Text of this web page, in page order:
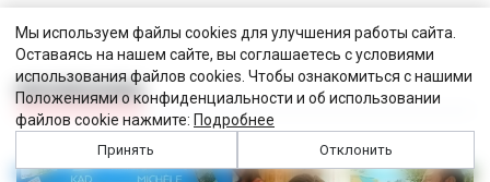
КИНОМЕХАНИКА
Мы используем файлы cookies для улучшения работы сайта.
Оставаясь на нашем сайте, вы соглашаетесь с условиями
использования файлов cookies. Чтобы ознакомиться с нашими
Положениями о конфиденциальности и об использовании
файлов cookie нажмите: Подробнее
Принять Отклонить